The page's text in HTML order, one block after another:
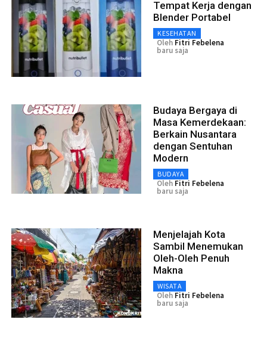
Tempat Kerja dengan
Blender Portabel
KESEHATAN
Oleh Fitri Febelena
baru saja
Budaya Bergaya di
Masa Kemerdekaan:
Berkain Nusantara
dengan Sentuhan
Modern
BUDAYA
Oleh Fitri Febelena
baru saja
Menjelajah Kota
Sambil Menemukan
Oleh-Oleh Penuh
Makna
WISATA
Oleh Fitri Febelena
baru saja